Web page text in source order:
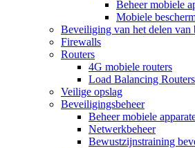
Beheer mobiele
Mobiele
Beveiliging van het delen van
Firewalls
Routers
4G mobiele routers
Load Balancing Routers
Veilige opslag
Beveiligingsbeheer
Beheer mobiele
Netwerkbeheer
Bewustzijnstraining